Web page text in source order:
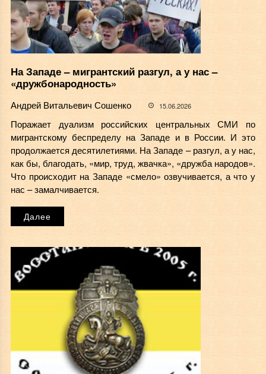
На Западе – мигрантский разгул, а у нас –
«дружбонародность»
Андрей Витальевич Сошенко 15.06.2026
Поражает дуализм российских центральных СМИ по
мигрантскому беспределу на Западе и в России. И это
продолжается десятилетиями. На Западе – разгул, а у нас,
как бы, благодать, «мир, труд, жвачка», «дружба народов».
Что происходит на Западе «смело» озвучивается, а что у
нас – замалчивается.
Далее